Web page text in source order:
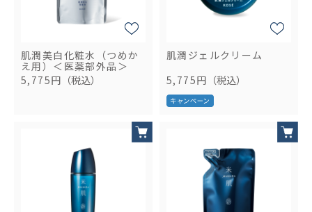
肌潤美白化粧水（つめか
え用）＜医薬部外品＞
5,775円 （税込）
肌潤ジェルクリーム
5,775円 （税込）